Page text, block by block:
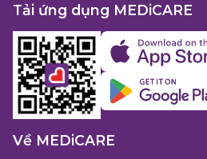
Tải ứng dụng MEDiCARE
Về MEDiCARE